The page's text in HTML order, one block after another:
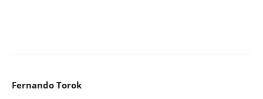
Fernando Torok